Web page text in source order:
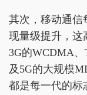
其次，移动通信
现量级提升，这
3G的WCDMA
及5G的大规模
都是每一代的标